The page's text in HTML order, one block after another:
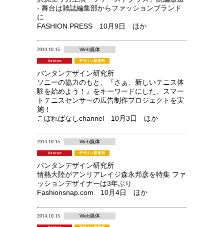
- 舞台は雑誌編集部からファッションブランド
に
FASHION PRESS 10月9日 ほか
2014.10.15 Web媒体
バンタンデザイン研究所
ソニーの協力のもと、『さぁ、新しいテニス体
験を始めよう！』をキーワードにした、スマー
トテニスセンサーの広告制作プロジェクトを実
施！
こぼればなしchannel 10月3日 ほか
2014.10.15 Web媒体
バンタンデザイン研究所
情熱大陸がアンリアレイジ森永邦彦を特集 ファ
ッションデザイナーは3年ぶり
Fashionsnap.com 10月4日 ほか
2014.10.15 Web媒体